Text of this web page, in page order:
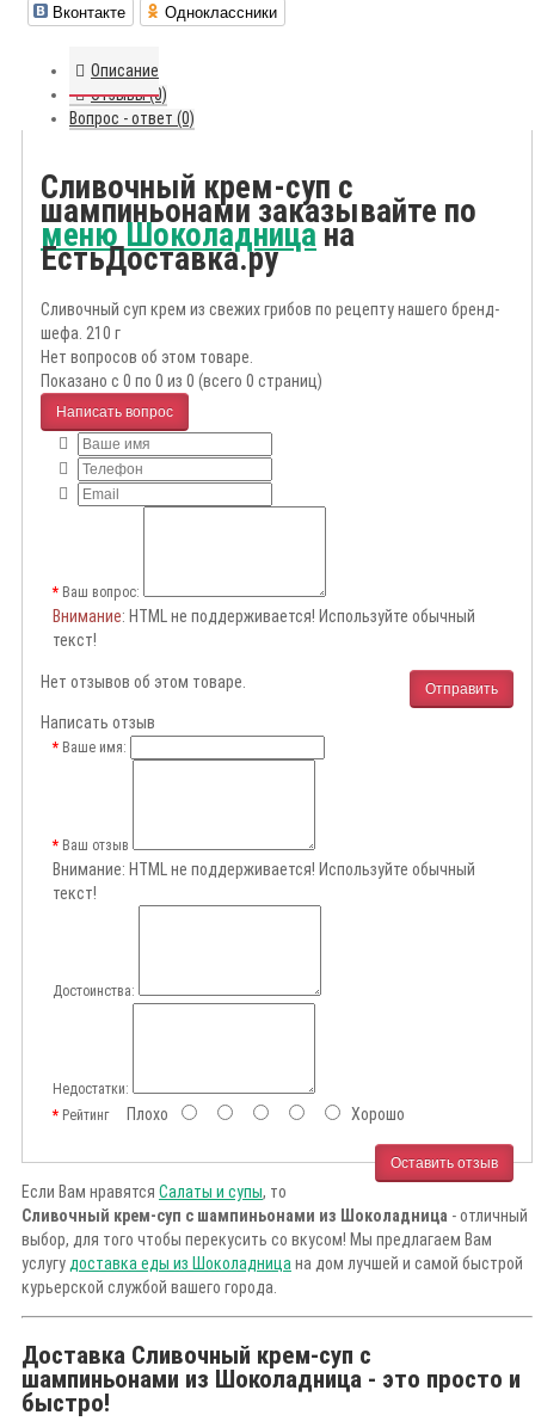
Вконтакте Одноклассники
Описание
Отзывы (0)
Вопрос - ответ (0)
Сливочный крем-суп с
шампиньонами заказывайте по
меню Шоколадницана
ЕстьДоставка.ру
Сливочный суп крем из свежих грибов по рецепту нашего бренд-
шефа. 210 г
Нет вопросов об этом товаре.
Показано с 0 по 0 из 0 (всего 0 страниц)
Написать вопрос
Ваш вопрос:
Внимание: HTML не поддерживается! Используйте обычный
текст!
Отправить
Нет отзывов об этом товаре.
Написать отзыв
Ваше имя:
Ваш отзыв
Внимание: HTML не поддерживается! Используйте обычный
текст!
Достоинства:
Недостатки:
РейтингПлохо Хорошо
Оставить отзыв
Если Вам нравятся Салаты и супы, то
Сливочный крем-суп с шампиньонами из Шоколадница - отличный
выбор, для того чтобы перекусить со вкусом! Мы предлагаем Вам
услугу доставка еды из Шоколадница на дом лучшей и самой быстрой
курьерской службой вашего города.
Доставка Сливочный крем-суп с
шампиньонами из Шоколадница - это просто и
быстро!